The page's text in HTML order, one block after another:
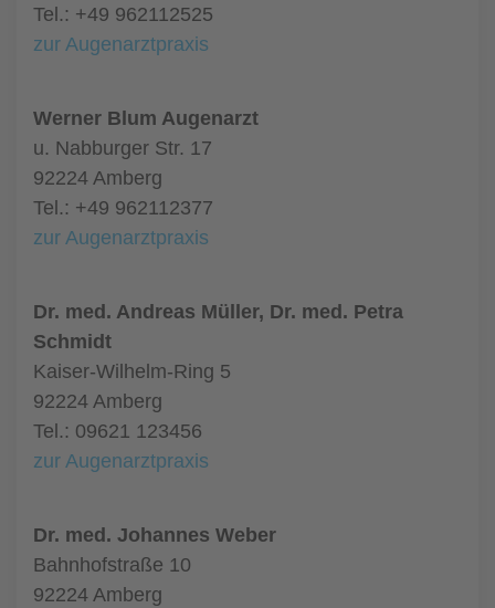
Tel.: +49 962112525
zur Augenarztpraxis
Werner Blum Augenarzt
u. Nabburger Str. 17
92224 Amberg
Tel.: +49 962112377
zur Augenarztpraxis
Dr. med. Andreas Müller, Dr. med. Petra
Schmidt
Kaiser-Wilhelm-Ring 5
92224 Amberg
Tel.: 09621 123456
zur Augenarztpraxis
Dr. med. Johannes Weber
Bahnhofstraße 10
92224 Amberg